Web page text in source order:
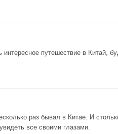
интересное путешествие в Китай,
раз бывал в Китае. И
все своими глазами.